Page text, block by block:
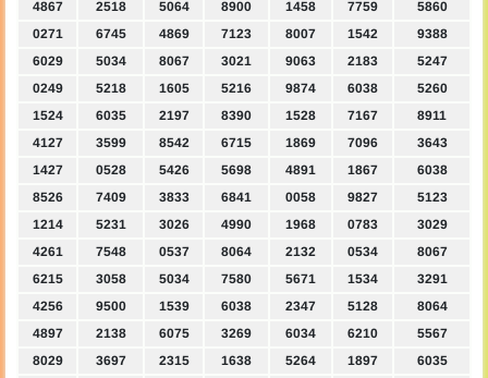
4867
2518 5064 8900 1458 7759
5860
0271
6745 4869 7123 8007 1542
9388
6029
5034 8067 3021 9063 2183
5247
0249
5218 1605 5216 9874 6038
5260
1524
6035 2197 8390 1528 7167
8911
4127
3599 8542 6715 1869 7096
3643
1427
0528 5426 5698 4891 1867
6038
8526
7409 3833 6841 0058 9827
5123
1214
5231 3026 4990 1968 0783
3029
4261
7548 0537 8064 2132 0534
8067
6215
3058 5034 7580 5671 1534
3291
4256
9500 1539 6038 2347 5128
8064
4897
2138 6075 3269 6034 6210
5567
8029
3697 2315 1638 5264 1897
6035